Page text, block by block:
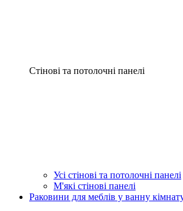
Стінові та потолочні панелі
Усі стінові та потолочні панелі
М'які стінові панелі
Раковини для меблів у ванну